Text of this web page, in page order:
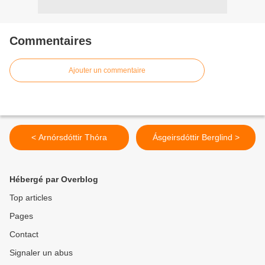
Commentaires
Ajouter un commentaire
< Arnórsdóttir Thóra Ásgeirsdóttir Berglind >
Hébergé par Overblog
Top articles
Pages
Contact
Signaler un abus